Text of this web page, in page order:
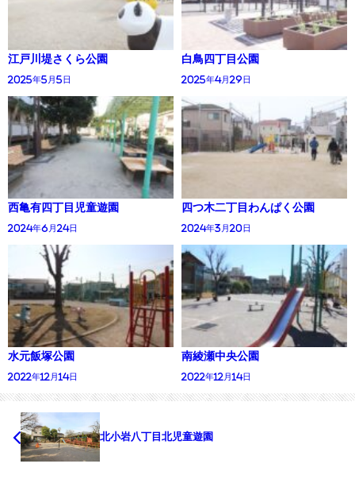
江戸川堤さくら公園
2025年5月5日
白鳥四丁目公園
2025年4月29日
西亀有四丁目児童遊園
2024年6月24日
四つ木二丁目わんぱく公園
2024年3月20日
水元飯塚公園
2022年12月14日
南綾瀬中央公園
2022年12月14日
北小岩八丁目北児童遊園